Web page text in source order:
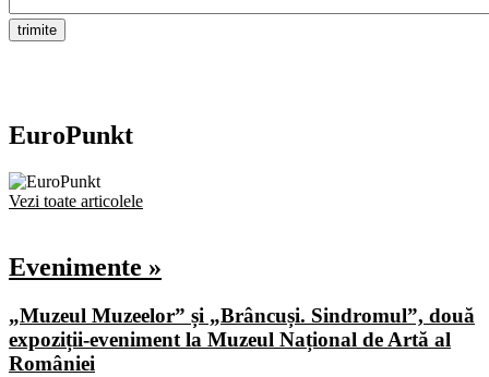
EuroPunkt
Vezi toate articolele
Evenimente »
„Muzeul Muzeelor” și „Brâncuși. Sindromul”, două
expoziții-eveniment la Muzeul Național de Artă al
României